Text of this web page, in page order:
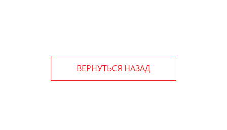
ВЕРНУТЬСЯ НАЗАД